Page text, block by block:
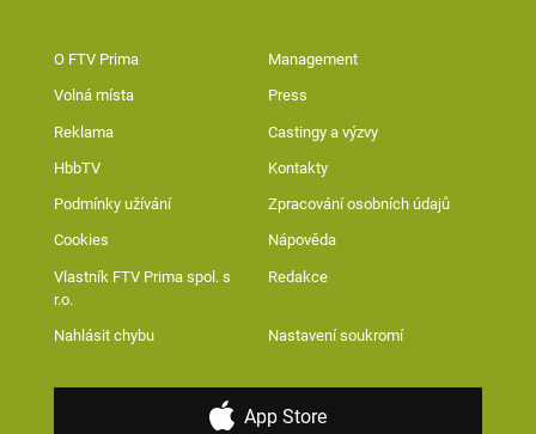
O FTV Prima Management
Volná místa Press
Reklama Castingy a výzvy
HbbTV Kontakty
Podmínky užívání Zpracování osobních údajů
Cookies Nápověda
Vlastník FTV Prima spol. s
r.o.
Redakce
Nahlásit chybu Nastavení soukromí
App Store